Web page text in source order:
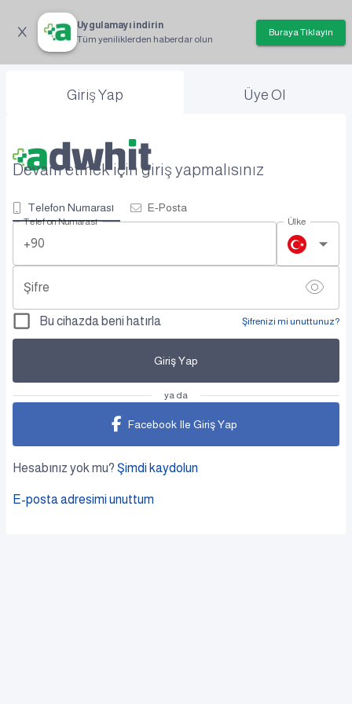
Uygulamayı indirin
Tüm yeniliklerden haberdar olun
Buraya Tıklayın
Giriş Yap Üye Ol
Devam etmek için giriş yapmalısınız
Telefon Numarası E-Posta
Telefon Numarası
+90
Ülke
Şifre
Bu cihazda beni hatırla Şifrenizi mi unuttunuz?
Giriş Yap
ya da
Facebook Ile Giriş Yap
Hesabınız yok mu? Şimdi kaydolun
E-posta adresimi unuttum